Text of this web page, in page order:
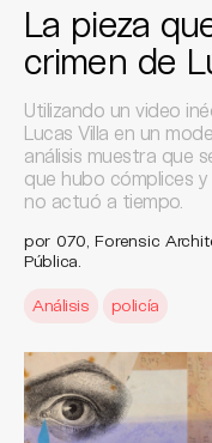
La pieza
crimen de
Utilizando un video
Lucas Villa en un
análisis muestra que
que hubo cómplices
no actuó a tiempo.
por 070, Forensic
Pública.
Análisis policía